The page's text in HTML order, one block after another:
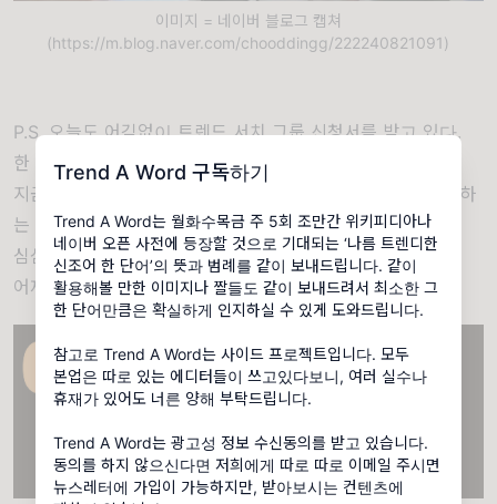
Trend A Word 구독하기
Trend A Word는 월화수목금 주 5회 조만간 위키피디아나
네이버 오픈 사전에 등장할 것으로 기대되는 ‘나름 트렌디한
신조어 한 단어’의 뜻과 범례를 같이 보내드립니다. 같이
활용해볼 만한 이미지나 짤들도 같이 보내드려서 최소한 그
한 단어만큼은 확실하게 인지하실 수 있게 도와드립니다.
참고로 Trend A Word는 사이드 프로젝트입니다. 모두
본업은 따로 있는 에디터들이 쓰고있다보니, 여러 실수나
휴재가 있어도 너른 양해 부탁드립니다.
Trend A Word는 광고성 정보 수신동의를 받고 있습니다.
동의를 하지 않으신다면 저희에게 따로 따로 이메일 주시면
뉴스레터에 가입이 가능하지만, 받아보시는 컨텐츠에
이미지 = 네이버 블로그 캡쳐
(https://m.blog.naver.com/chooddingg/222240821091)
P.S. 오늘도 어김없이 트렌드 서치 그룹 신청서를 받고 있다.
한 2-3주마다 한 번씩 이렇게 공지를 하는 듯한데!
지금 134명이 매일 이상한 주제로 수다도 떨고 월루도 하고 하
는 그런 방이 있으니!
심심하면 같이 들어 와서 트렌드 얘기하자!
어제의 핫 토픽은 '흑석자이' 였다.